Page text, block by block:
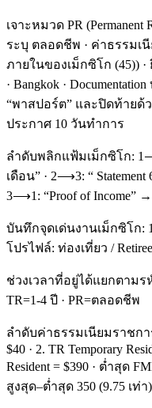
เจาะหมวด PR
ระบุ ตลอดชีพ · ค่าธรรมเ
ภายในของเม็กซิโก (45))
· Bangkok ·
“พาสปอร์ต” และปิดท้ายด้ว
ประกาศ 10 วันทำการ
ลำดับพลิกแฟ้มเม็กซิโก:
เดือน” · 2⟶3: “ Statement
3⟶1: “Proof of Income”
บันทึกจุดเด่นงานเม็กซิโก: 1)
โปรไฟล์: ท่องเที่ยว /
ช่วงเวลาที่อยู่ได้แยกตามร
TR=1-4 ปี · PR=ตลอดชีพ
ลำดับค่าธรรมเนียมราชกา
$40 · 2. TR Temporary
Resident = $390 · ต่ำสุด
สูงสุด–ต่ำสุด 350 (9.75 เท่า)